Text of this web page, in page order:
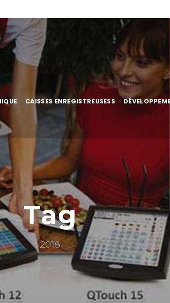
CAISSES ENREGISTREUSESS
Tag
2018